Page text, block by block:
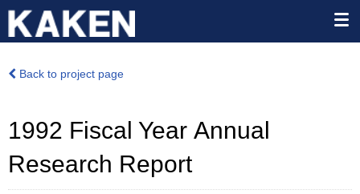
Back to project page
1992 Fiscal Year Annual
Research Report